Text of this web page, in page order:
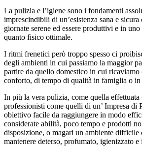
La pulizia e l’igiene sono i fondamenti
imprescindibili di un’esistenza sana e
giornate serene ed essere produttivi e in
quanto fisico ottimale.
I ritmi frenetici però troppo spesso ci
degli ambienti in cui passiamo la maggior
partire da quello domestico in cui ricaviamo
conforto, di tempo di qualità in famiglia o in
In più la vera pulizia, come quella effettuata
professionisti come quelli di un’ Impresa di
obiettivo facile da raggiungere in modo
considerate abilità, poco tempo e prodotti
disposizione, o magari un ambiente difficile
mantenere deterso, profumato, igienizzato